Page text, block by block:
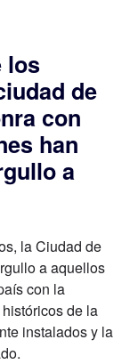
los
de
con
han
a
la Ciudad de
a aquellos
con la
de la
instalados y la